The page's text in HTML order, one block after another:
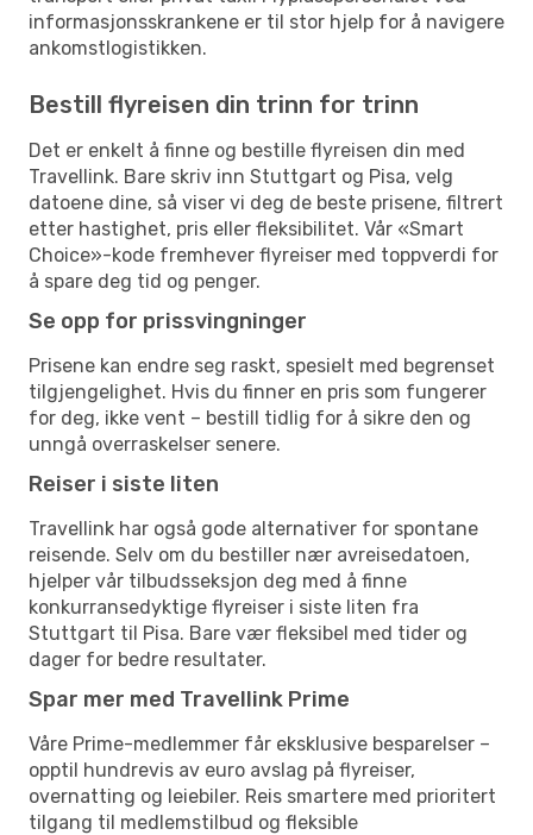
informasjonsskrankene er til stor hjelp for å navigere
ankomstlogistikken.
Bestill flyreisen din trinn for trinn
Det er enkelt å finne og bestille flyreisen din med
Travellink. Bare skriv inn Stuttgart og Pisa, velg
datoene dine, så viser vi deg de beste prisene, filtrert
etter hastighet, pris eller fleksibilitet. Vår «Smart
Choice»-kode fremhever flyreiser med toppverdi for
å spare deg tid og penger.
Se opp for prissvingninger
Prisene kan endre seg raskt, spesielt med begrenset
tilgjengelighet. Hvis du finner en pris som fungerer
for deg, ikke vent – bestill tidlig for å sikre den og
unngå overraskelser senere.
Reiser i siste liten
Travellink har også gode alternativer for spontane
reisende. Selv om du bestiller nær avreisedatoen,
hjelper vår tilbudsseksjon deg med å finne
konkurransedyktige flyreiser i siste liten fra
Stuttgart til Pisa. Bare vær fleksibel med tider og
dager for bedre resultater.
Spar mer med Travellink Prime
Våre Prime-medlemmer får eksklusive besparelser –
opptil hundrevis av euro avslag på flyreiser,
overnatting og leiebiler. Reis smartere med prioritert
tilgang til medlemstilbud og fleksible